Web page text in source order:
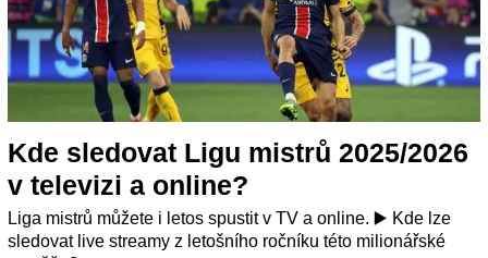
Kde sledovat Ligu mistrů 2025/2026
v televizi a online?
Liga mistrů můžete i letos spustit v TV a online. ▶️ Kde lze
sledovat live streamy z letošního ročníku této milionářské